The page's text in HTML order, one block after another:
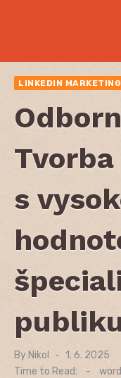
LINKEDIN
Tvorba
s
By Nikol
Posted
on
1. 6. 2025
Time to Read:
-